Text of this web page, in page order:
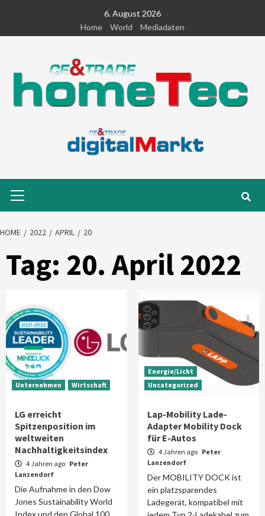
content
6. August 2026
Home
World Mediadaten
Menu
HOME 2022 APRIL 20
Tag: 20. April 2022
Unternehmen Wirtschaft
LG erreicht
Spitzenposition im
weltweiten
Nachhaltigkeitsindex
4 Jahren ago Peter
Lanzendorf
Die Aufnahme in den Dow
Jones Sustainability World
Energie/Licht
Uncategorized
Lap-Mobility Lade-
Adapter Mobility Dock
für E-Autos
4 Jahren ago Peter
Lanzendorf
Der MOBILITY DOCK ist
ein platzsparendes
Ladegerät, kompatibel mit